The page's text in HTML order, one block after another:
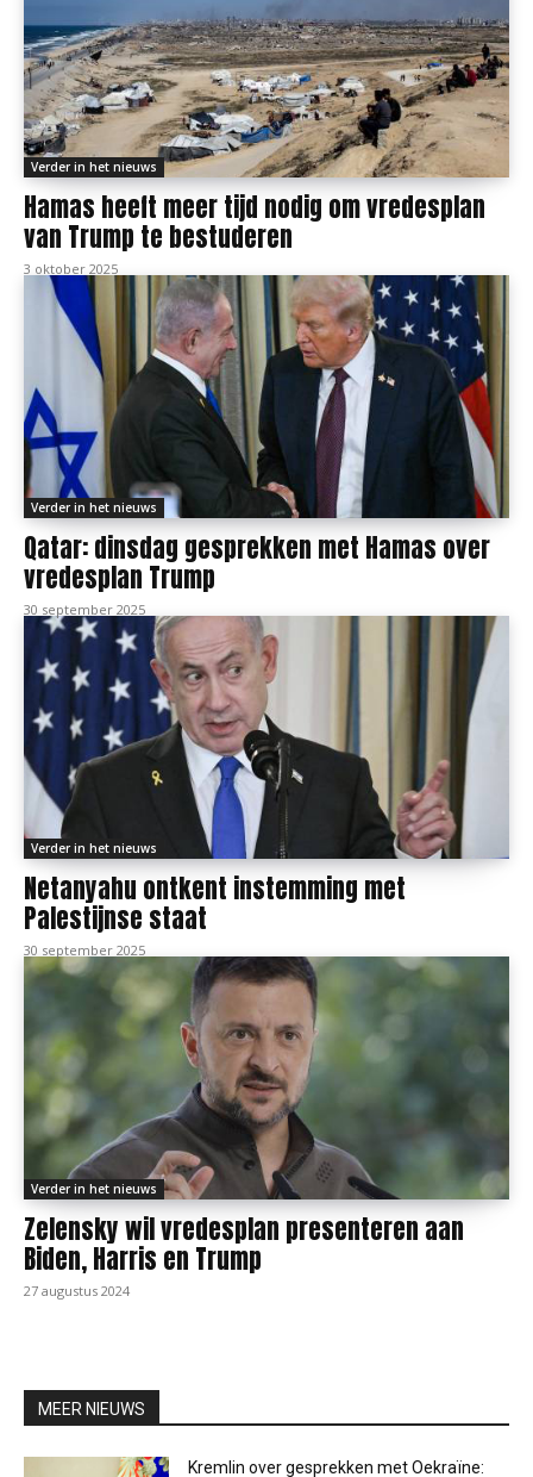
Verder in het nieuws
Hamas heeft meer tijd nodig om vredesplan
van Trump te bestuderen
3 oktober 2025
Verder in het nieuws
Qatar: dinsdag gesprekken met Hamas over
vredesplan Trump
30 september 2025
Verder in het nieuws
Netanyahu ontkent instemming met
Palestijnse staat
30 september 2025
Verder in het nieuws
Zelensky wil vredesplan presenteren aan
Biden, Harris en Trump
27 augustus 2024
MEER NIEUWS
Kremlin over gesprekken met Oekraïne: